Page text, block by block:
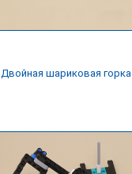
Двойная шариковая горка